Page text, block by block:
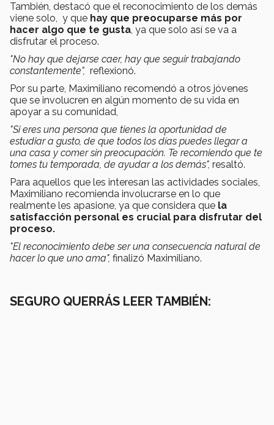
También, destacó que el reconocimiento de los demás
viene solo, y que hay que preocuparse más por
hacer algo que te gusta, ya que solo así se va a
disfrutar el proceso.
"No hay que dejarse caer, hay que seguir trabajando
constantemente", reflexionó.
Por su parte, Maximiliano recomendó a otros jóvenes
que se involucren en algún momento de su vida en
apoyar a su comunidad,
"Si eres una persona que tienes la oportunidad de
estudiar a gusto, de que todos los días puedes llegar a
una casa y comer sin preocupación. Te recomiendo que te
tomes tu temporada, de ayudar a los demás", resaltó.
Para aquellos que les interesan las actividades sociales,
Maximiliano recomienda involucrarse en lo que
realmente les apasione, ya que considera que la
satisfacción personal es crucial para disfrutar del
proceso.
"El reconocimiento debe ser una consecuencia natural de
hacer lo que uno ama", finalizó Maximiliano.
SEGURO QUERRÁS LEER TAMBIÉN: